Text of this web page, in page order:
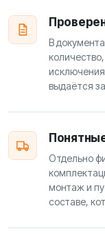
В
выдаётся
Отдельно
монтаж и
составе,